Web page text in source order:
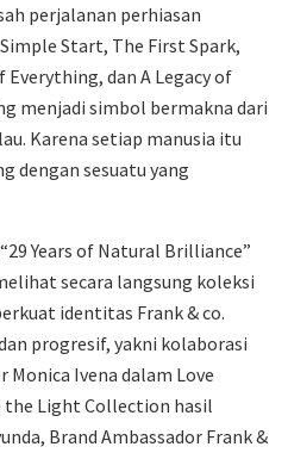
perjalanan perhiasan
Start, The First Spark,
dan A Legacy of
menjadi simbol bermakna dari
Karena setiap manusia itu
dengan sesuatu yang
Years of Natural Brilliance”
secara langsung koleksi
identitas Frank & co.
progresif, yakni kolaborasi
Monica Ivena dalam Love
the Light Collection hasil
Brand Ambassador Frank &